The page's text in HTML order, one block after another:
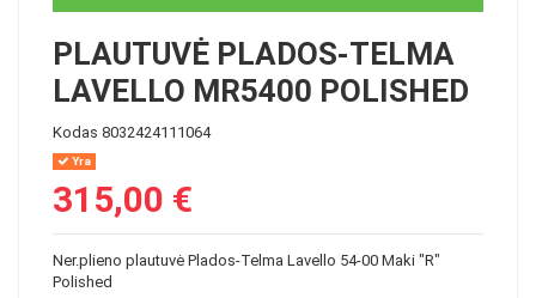
PLAUTUVĖ PLADOS-TELMA
LAVELLO MR5400 POLISHED
Kodas 8032424111064
Yra
315,00 €
Ner.plieno plautuvė Plados-Telma Lavello 54-00 Maki "R"
Polished